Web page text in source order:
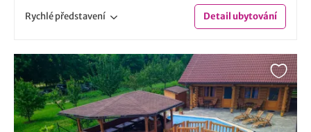
Rychlépředstavení Detailubytování